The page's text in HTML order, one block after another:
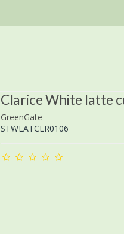
Clarice White latte
GreenGate
STWLATCLR0106